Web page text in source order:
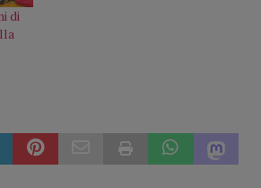
di